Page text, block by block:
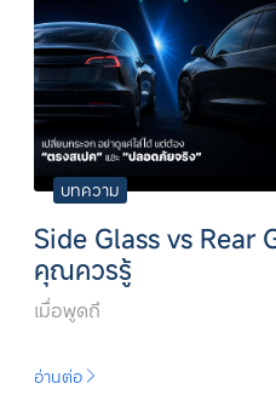
บทความ
Side Glass vs Rear
คุณควรรู้
เมื่อพูดถึ
อ่านต่อ